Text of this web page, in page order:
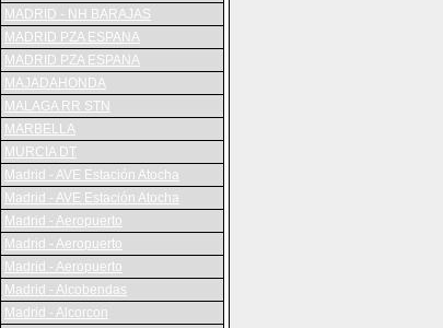
MADRID - NH BARAJAS
MADRID PZA ESPANA
MADRID PZA ESPANA
MAJADAHONDA
MALAGA RR STN
MARBELLA
MURCIA DT
Madrid - AVE Estación Atocha
Madrid - AVE Estación Atocha
Madrid - Aeropuerto
Madrid - Aeropuerto
Madrid - Aeropuerto
Madrid - Alcobendas
Madrid - Alcorcon